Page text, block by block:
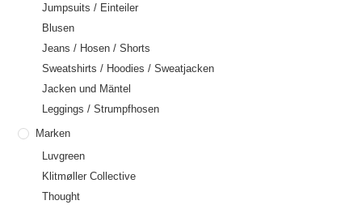
Jumpsuits / Einteiler
Blusen
Jeans / Hosen / Shorts
Sweatshirts / Hoodies / Sweatjacken
Jacken und Mäntel
Leggings / Strumpfhosen
Marken
Luvgreen
Klitmøller Collective
Thought